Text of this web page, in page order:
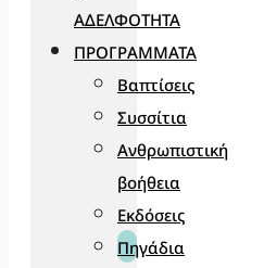
ΑΔΕΛΦΌΤΗΤΑ
ΠΡΟΓΡΆΜΜΑΤΑ
Βαπτίσεις
Συσσίτια
Ανθρωπιστική
βοήθεια
Εκδόσεις
Πηγάδια